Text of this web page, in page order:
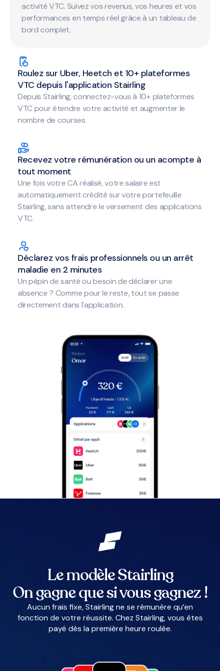
activité VTC. Suivez vos revenus, vos heures et vos
performances en temps réel grâce à un tableau de
bord complet.
Roulez sur Uber, Heetch et 10+ plateformes
VTC depuis l'application Stairling
Depuis Stairling, connectez-vous à 10+ plateformes
VTC pour étendre votre activité et augmenter le
nombre de courses.
Recevez votre rémunération ou un acompte à
tout moment
Une fois votre CA réalisé, votre salaire est
automatiquement crédité sur votre portefeuille
Stairling, sans attendre le versement des applications
VTC.
Déclarez vos frais professionnels ou un arrêt
maladie en 2 minutes
Un pépin de santé ou besoin de déclarer une
absence ? Comme pour le reste, tout se passe
directement dans l'application.
Le modèle Stairling
On gagne que si vous gagnez !
Aucun frais fixe, Stairling ne se rémunère qu’en
fonction de votre réussite. Chez Stairling, vous êtes
payé dès la première heure roulée.